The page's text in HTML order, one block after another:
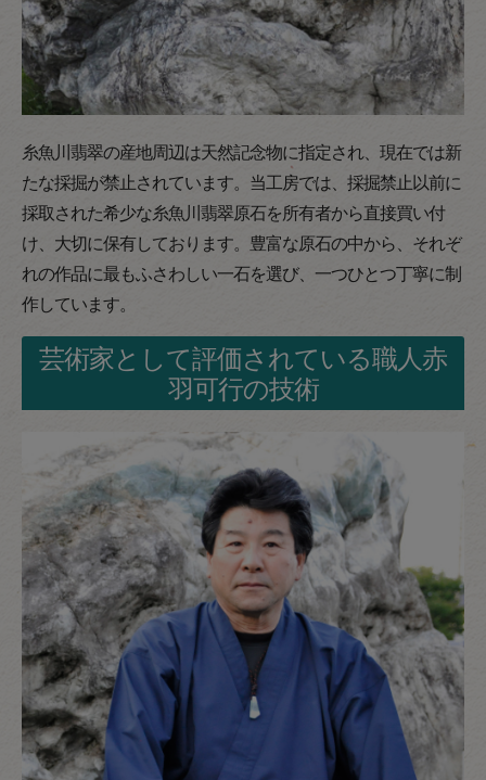
糸魚川翡翠の産地周辺は天然記念物に指定され、現在では新
たな採掘が禁止されています。当工房では、採掘禁止以前に
採取された希少な糸魚川翡翠原石を所有者から直接買い付
け、大切に保有しております。豊富な原石の中から、それぞ
れの作品に最もふさわしい一石を選び、一つひとつ丁寧に制
作しています。
芸術家として評価されている職人赤
羽可行の技術